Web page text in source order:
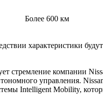
Более 600 км
характеристики
стремление компании
управления.
Intelligent Mobility,